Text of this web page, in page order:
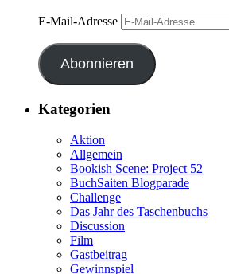
E-Mail-Adresse
Abonnieren
Kategorien
Aktion
Allgemein
Bookish Scene: Project 52
BuchSaiten Blogparade
Challenge
Das Jahr des Taschenbuchs
Discussion
Film
Gastbeitrag
Gewinnspiel